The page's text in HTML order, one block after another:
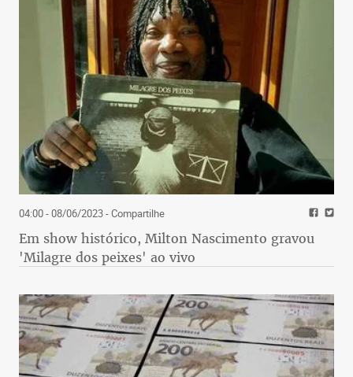
04:00 - 08/06/2023- Compartilhe
Em show histórico, Milton Nascimento gravou
'Milagre dos peixes' ao vivo